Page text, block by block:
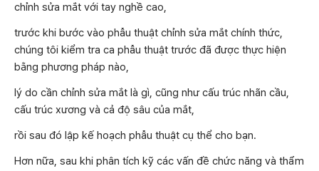
chỉnh sửa mắt với tay nghề cao,
trước khi bước vào phẫu thuật chỉnh sửa mắt chính thức,
chúng tôi kiểm tra ca phẫu thuật trước đã được thực hiện
bằng phương pháp nào,
lý do cần chỉnh sửa mắt là gì, cũng như cấu trúc nhãn cầu,
cấu trúc xương và cả độ sâu của mắt,
rồi sau đó lập kế hoạch phẫu thuật cụ thể cho bạn.
Hơn nữa, sau khi phân tích kỹ các vấn đề chức năng và thẩm